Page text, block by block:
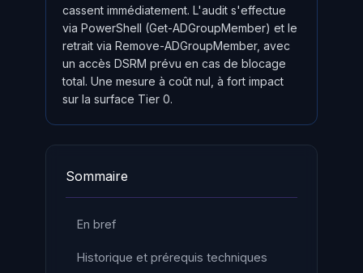
cassent immédiatement. L'audit s'effectue
via PowerShell (Get-ADGroupMember) et le
retrait via Remove-ADGroupMember, avec
un accès DSRM prévu en cas de blocage
total. Une mesure à coût nul, à fort impact
sur la surface Tier 0.
Sommaire
En bref
Historique et prérequis techniques